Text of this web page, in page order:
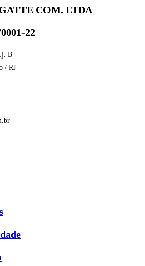
COM. LTDA
22
B
/ RJ